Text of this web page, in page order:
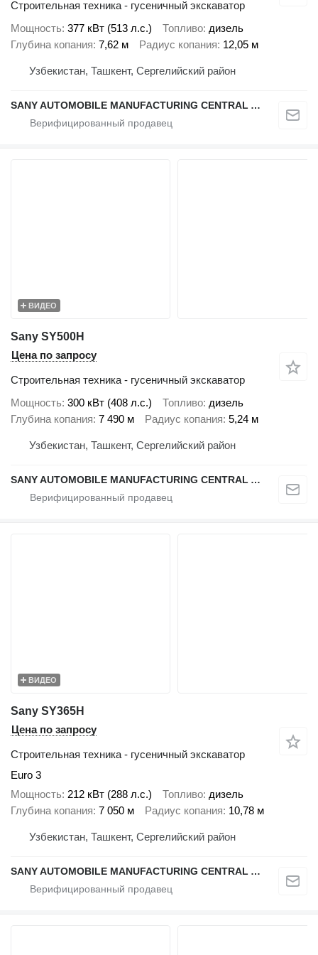
Строительная техника - гусеничный экскаватор
Мощность 377 кВт (513 л.с.) Топливо дизель
Глубина копания 7,62 м Радиус копания 12,05 м
Узбекистан, Ташкент, Сергелийский район
SANY AUTOMOBILE MANUFACTURING CENTRAL ASIA
ВИДЕО
Sany SY500H
Цена по запросу
Строительная техника - гусеничный экскаватор
Мощность 300 кВт (408 л.с.) Топливо дизель
Глубина копания 7 490 м Радиус копания 5,24 м
Узбекистан, Ташкент, Сергелийский район
SANY AUTOMOBILE MANUFACTURING CENTRAL ASIA
ВИДЕО
Sany SY365H
Цена по запросу
Строительная техника - гусеничный экскаватор
Euro 3
Мощность 212 кВт (288 л.с.) Топливо дизель
Глубина копания 7 050 м Радиус копания 10,78 м
Узбекистан, Ташкент, Сергелийский район
SANY AUTOMOBILE MANUFACTURING CENTRAL ASIA